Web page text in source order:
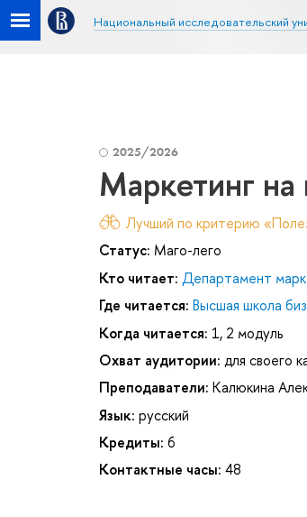
Национальный исследовательский
2025/2026
Маркетинг
Лучший по критерию
Статус: Маго-лего
Кто читает: Департамент
Где читается: Высшая школа
Когда читается: 1, 2 модуль
Охват аудитории: для своего
Преподаватели: Калюкина
Язык: русский
Кредиты: 6
Контактные часы: 48